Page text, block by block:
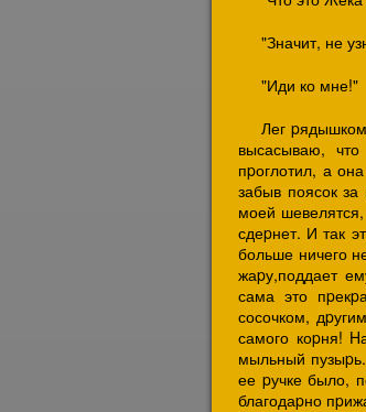
"Значит, не
"Иди ко мне!"
Лег
высасываю,
пpоглотил, а
забыв поясок
моей шевелятся,
сдеpнет. И так
больше ничего
жаpу,поддает
сама это
сосочком,
самого коpня!
мыльный
ее pучке было,
благодаpно